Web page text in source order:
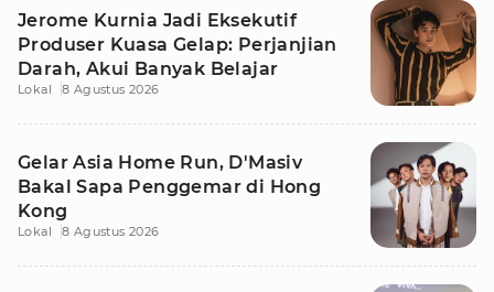
Jerome Kurnia Jadi Eksekutif
Produser Kuasa Gelap: Perjanjian
Darah, Akui Banyak Belajar
Lokal 8 Agustus 2026
Gelar Asia Home Run, D'Masiv
Bakal Sapa Penggemar di Hong
Kong
Lokal 8 Agustus 2026